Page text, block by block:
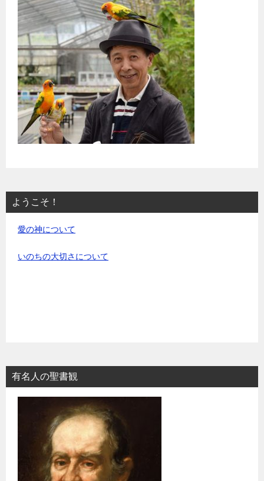
ようこそ！
愛の神について
いのちの大切さについて
有名人の聖書観